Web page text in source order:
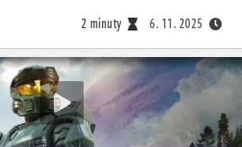
2 minuty 6. 11. 2025